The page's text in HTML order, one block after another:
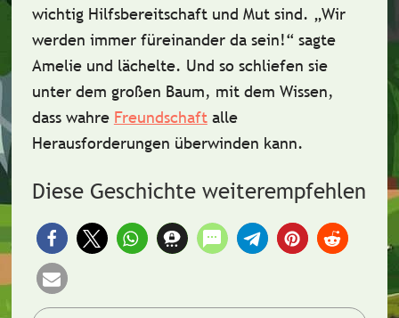
wichtig Hilfsbereitschaftund Mutsind. „Wir
werden immer füreinander da sein!“ sagte
Amelie und lächelte. Und so schliefen sie
unter dem großen Baum, mit dem Wissen,
dass wahre Freundschaftalle
Herausforderungen überwinden kann.
Diese Geschichte weiterempfehlen